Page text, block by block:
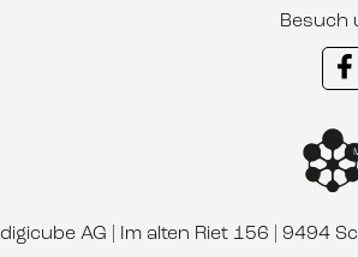
Besuch
digicube AG | Im alten Riet 156 | 9494